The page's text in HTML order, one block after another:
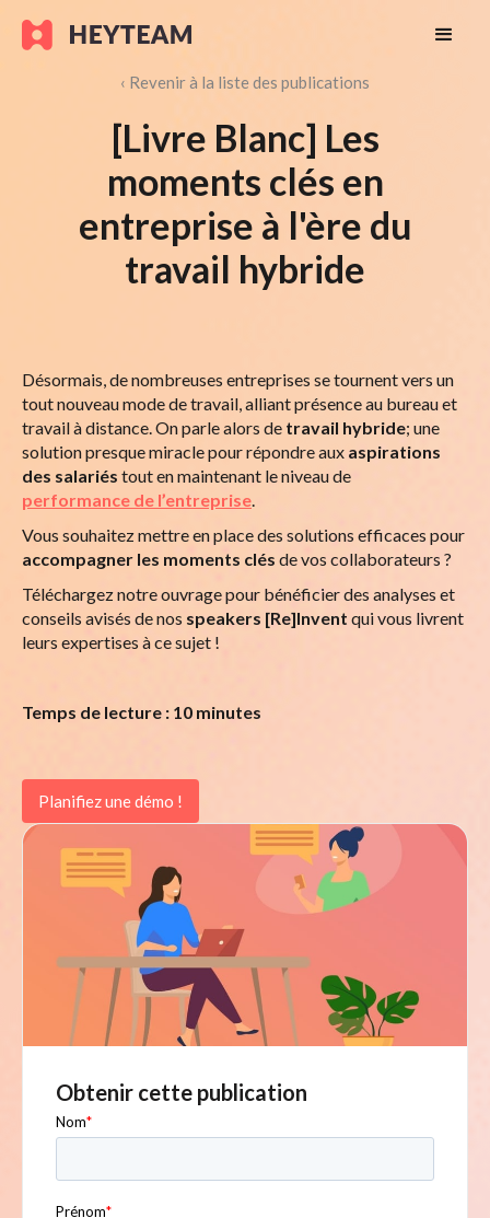
‹ Revenir à la liste des publications
[Livre Blanc] Les
moments clés en
entreprise à l'ère du
travail hybride
Désormais, de nombreuses entreprises se tournent vers un
tout nouveau mode de travail, alliant présence au bureau et
travail à distance. On parle alors de travail hybride; une
solution presque miracle pour répondre aux aspirations
des salariés tout en maintenant le niveau de
performance de l’entreprise.
Vous souhaitez mettre en place des solutions efficaces pour
accompagner les moments clés de vos collaborateurs ?
Téléchargez notre ouvrage pour bénéficier des analyses et
conseils avisés de nos speakers [Re]Invent qui vous livrent
leurs expertises à ce sujet !
Temps de lecture : 10 minutes
Planifiez une démo !
Obtenir cette publication